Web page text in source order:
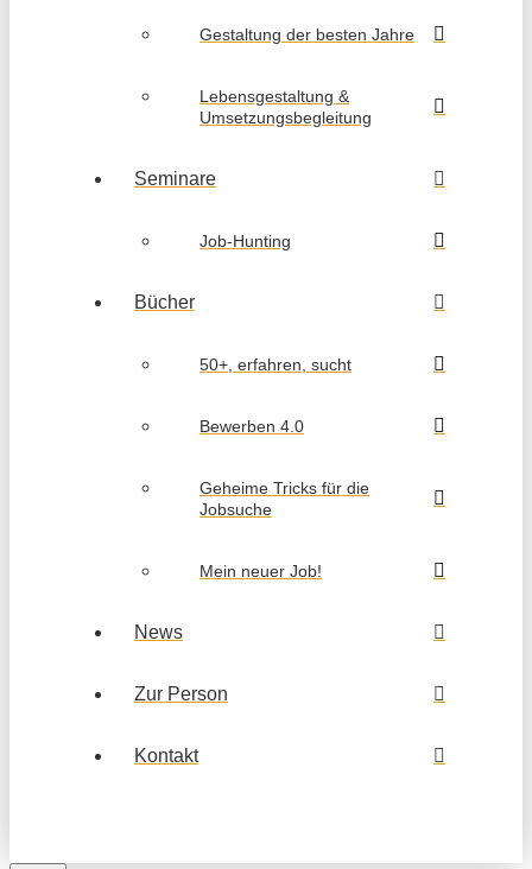
Gestaltung der besten Jahre
Lebensgestaltung &
Umsetzungsbegleitung
Seminare
Job-Hunting
Bücher
50+, erfahren, sucht
Bewerben 4.0
Geheime Tricks für die
Jobsuche
Mein neuer Job!
News
Zur Person
Kontakt